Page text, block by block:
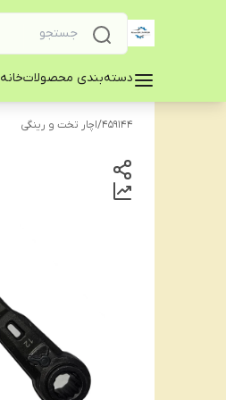
دسته‌بندی محصولاتخانه
459144
/اچار تخت و رینگی